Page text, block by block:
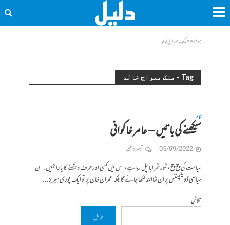
ہوم<<ملک معراج خالد
Tag - ملک معراج خالد
کالم
سیکھنے کی باتیں – عامر خاکوانی
05/09/2022 تبصرہ لکھیے
سیاست کی چخ چخ ،شور شرابا چل رہا ہے، اس میں کسی اور طرف دیکھنے کا یارا نہیں۔ ان
سیاسی ڈویلپمنٹس پر ان شااللہ لکھا جائے گا بلکہ عمران خان پر تو ایک پوری سیریز...
تلاش
تلاش